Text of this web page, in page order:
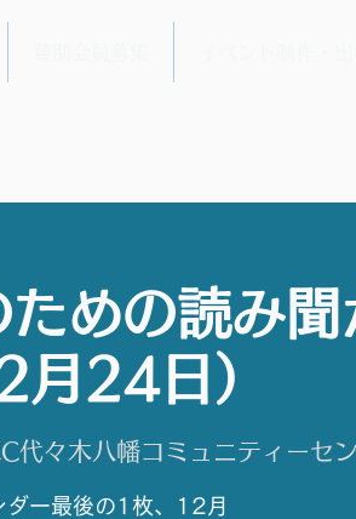
ための読み
月24日）
代々木八幡コミュニティーセ
ダー最後の1枚、12月